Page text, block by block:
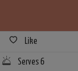
Like
Serves 6